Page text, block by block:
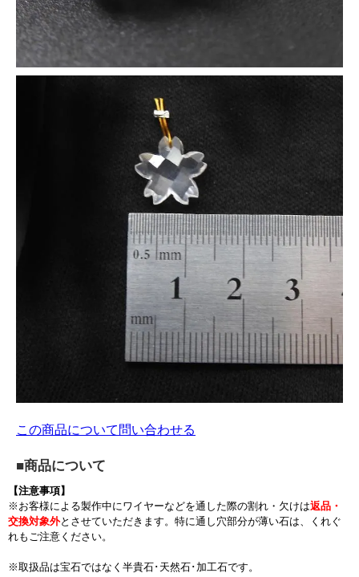
この商品について問い合わせる
■商品について
【注意事項】
※お客様による製作中にワイヤーなどを通した際の割れ・欠けは返品・
交換対象外とさせていただきます。特に通し穴部分が薄い石は、くれぐ
れもご注意ください。
※取扱品は宝石ではなく半貴石･天然石･加工石です。